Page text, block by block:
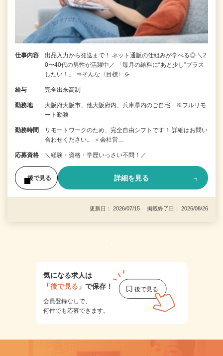
仕事内容
出品入力から発送まで！ ネット通販の仕組みが学べる◎ ＼2
0〜40代の男性が活躍中／ 「毎月の給料に“あと少し”プラス
したい！」 ⇒そんな〈目標〉を…
給与 完全出来高制
勤務地
大阪府大阪市、他大阪府内、兵庫県内のご自宅 ※フルリモ
ート勤務
勤務時間
リモートワークのため、完全自由シフトです！ 詳細はお問い
合わせください。 ＜会社営…
応募資格 ＼経験・資格・学歴いっさい不問！／
後で見る 詳細を見る
更新日： 2026/07/15 掲載終了日： 2026/08/26
1
気になる求人は
「後で見る 」で保存！
会員登録なしで、
何件でも応募できます。